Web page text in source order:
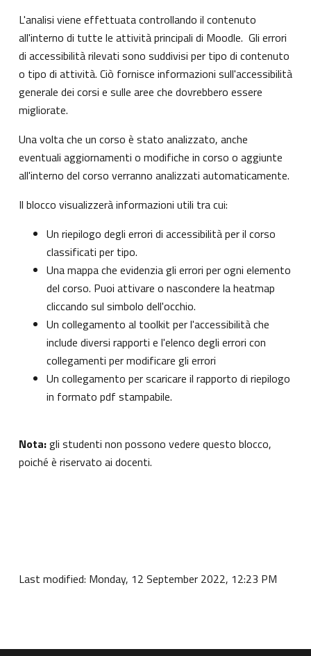
L'analisi viene effettuata controllando il contenuto
all'interno di tutte le attività principali di Moodle. Gli errori
di accessibilità rilevati sono suddivisi per tipo di contenuto
o tipo di attività. Ciò fornisce informazioni sull'accessibilità
generale dei corsi e sulle aree che dovrebbero essere
migliorate.
Una volta che un corso è stato analizzato, anche
eventuali aggiornamenti o modifiche in corso o aggiunte
all'interno del corso verranno analizzati automaticamente.
Il blocco visualizzerà informazioni utili tra cui:
Un riepilogo degli errori di accessibilità per il corso
classificati per tipo.
Una mappa che evidenzia gli errori per ogni elemento
del corso. Puoi attivare o nascondere la heatmap
cliccando sul simbolo dell'occhio.
Un collegamento al toolkit per l'accessibilità che
include diversi rapporti e l'elenco degli errori con
collegamenti per modificare gli errori
Un collegamento per scaricare il rapporto di riepilogo
in formato pdf stampabile.
Nota:gli studenti non possono vedere questo blocco,
poiché è riservato ai docenti.
Last modified: Monday, 12 September 2022, 12:23 PM